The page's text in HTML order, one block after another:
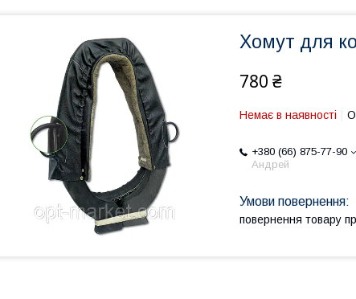
Хомут для
780 ₴
Немає в наявності
+380 (66) 875-77-90
Андрей
повернення товару